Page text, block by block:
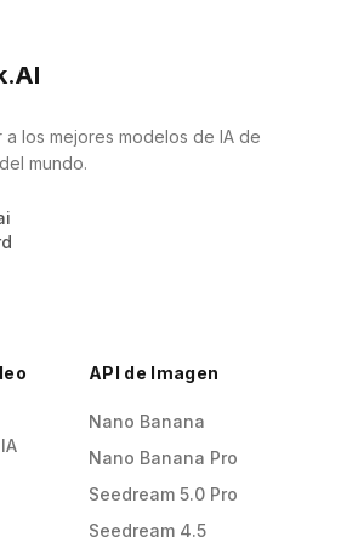
de sincronización de
garantizando la calidad
a los mejores modelos de IA de
mundo.
API de Imagen
Nano Banana
Nano Banana Pro
Seedream 5.0 Pro
Seedream 4.5